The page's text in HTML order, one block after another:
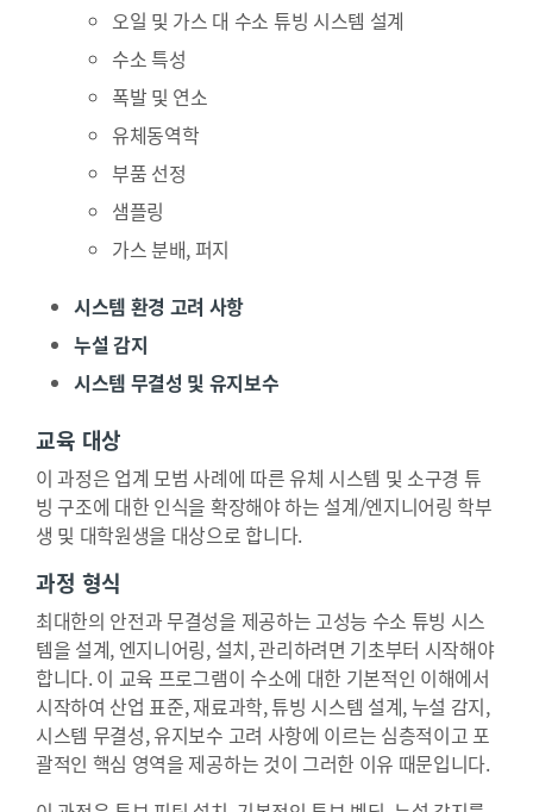
오일 및 가스 대 수소 튜빙 시스템 설계
수소 특성
폭발 및 연소
유체동역학
부품 선정
샘플링
가스 분배, 퍼지
시스템 환경 고려 사항
누설 감지
시스템 무결성 및 유지보수
교육 대상
이 과정은 업계 모범 사례에 따른 유체 시스템 및 소구경 튜
빙 구조에 대한 인식을 확장해야 하는 설계/엔지니어링 학부
생 및 대학원생을 대상으로 합니다.
과정 형식
최대한의 안전과 무결성을 제공하는 고성능 수소 튜빙 시스
템을 설계, 엔지니어링, 설치, 관리하려면 기초부터 시작해야
합니다. 이 교육 프로그램이 수소에 대한 기본적인 이해에서
시작하여 산업 표준, 재료과학, 튜빙 시스템 설계, 누설 감지,
시스템 무결성, 유지보수 고려 사항에 이르는 심층적이고 포
괄적인 핵심 영역을 제공하는 것이 그러한 이유 때문입니다.